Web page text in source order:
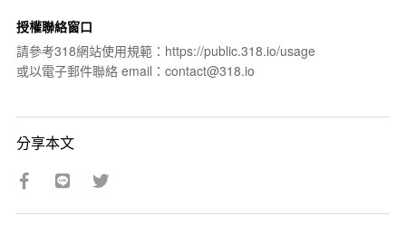
授權聯絡窗口
請參考318網站使用規範：https://public.318.io/usage
或以電子郵件聯絡 email：contact@318.io
分享本文